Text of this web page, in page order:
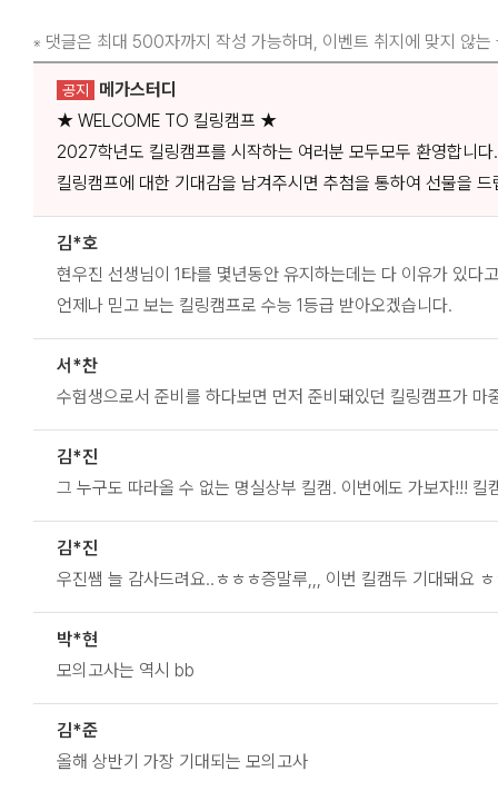
※ 댓글은 최대 500자까지 작성 가능하며, 이벤트 취지에 맞지 않는
공지
메가스터디
★ WELCOME TO 킬링캠프 ★
2027학년도 킬링캠프를 시작하는 여러분 모두모두 환영합니다.
킬링캠프에 대한 기대감을 남겨주시면 추첨을 통하여 선물을 드
김*호
현우진 선생님이 1타를 몇년동안 유지하는데는 다 이유가 있다
언제나 믿고 보는 킬링캠프로 수능 1등급 받아오겠습니다.
서*찬
수험생으로서 준비를 하다보면 먼저 준비돼있던 킬링캠프가
김*진
그 누구도 따라올 수 없는 명실상부 킬캠. 이번에도 가보자!!!
김*진
우진쌤 늘 감사드려요..ㅎㅎㅎ증말루,,, 이번 킬캠두 기대돼요
박*현
모의고사는 역시 bb
김*준
올해 상반기 가장 기대되는 모의고사